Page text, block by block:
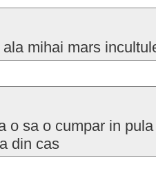
mihai mars
o sa o cumpar in
din cas